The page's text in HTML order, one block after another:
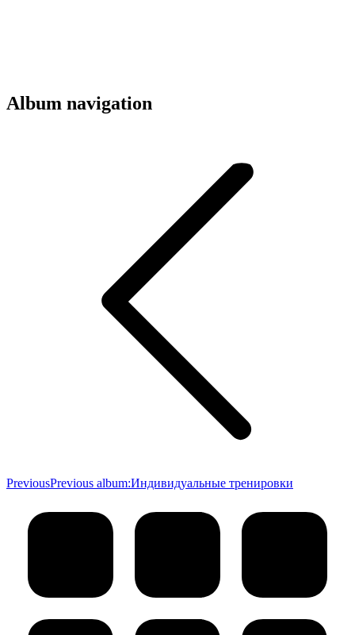
Album navigation
PreviousPrevious album:Индивидуальные тренировки